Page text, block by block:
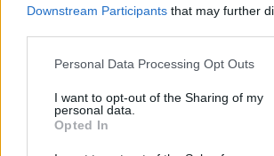
Downstream Participants that may further
Personal Data Processing Opt Outs
I want to opt-out of the Sharing of my
personal data.
Opted In
Hozzászólási szabályzat
Nyomtatott lapjaink archívuma
Székely Hírmondó archívuma